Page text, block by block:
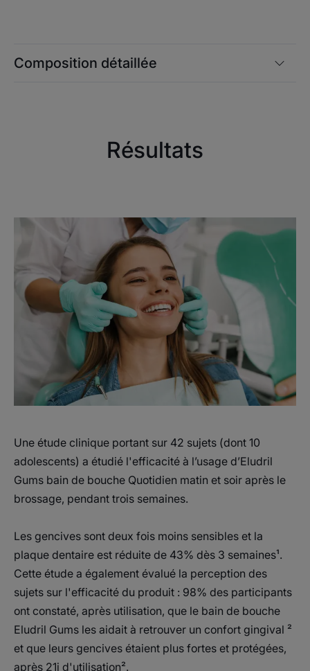
Composition détaillée
Résultats
Une étude clinique portant sur 42 sujets (dont 10
adolescents) a étudié l'efficacité à l’usage d’Eludril
Gums bain de bouche Quotidien matin et soir après le
brossage, pendant trois semaines.
Les gencives sont deux fois moins sensibles et la
plaque dentaire est réduite de 43% dès 3 semaines¹.
Cette étude a également évalué la perception des
sujets sur l'efficacité du produit : 98% des participants
ont constaté, après utilisation, que le bain de bouche
Eludril Gums les aidait à retrouver un confort gingival ²
et que leurs gencives étaient plus fortes et protégées,
après 21j d'utilisation².